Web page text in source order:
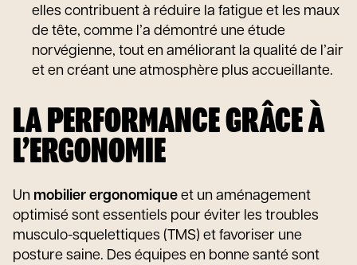
elles contribuent à réduire la fatigue et les maux
de tête, comme l’a démontré une étude
norvégienne, tout en améliorant la qualité de l’air
et en créant une atmosphère plus accueillante.
LA PERFORMANCE GRÂCE À
L’ERGONOMIE
Un mobilier ergonomique et un aménagement
optimisé sont essentiels pour éviter les troubles
musculo-squelettiques (TMS) et favoriser une
posture saine. Des équipes en bonne santé sont